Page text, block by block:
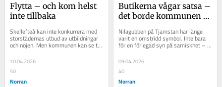
Flytta – och kom helst
inte tillbaka
Skellefteå kan inte konkurrera med
storstädernas utbud av utbildningar
och nöjen. Men kommunen kan se till
att vara en plats värd att återvända...
10.04.2026
50
Norran
Butikerna vågar satsa –
det borde kommunen
Nilagubben på Tjamstan har länge
varit en omstridd symbol. Inte bara
för en förlegad syn på samiskhet –
utan också för Malås svårighet att...
09.04.2026
40
Norran